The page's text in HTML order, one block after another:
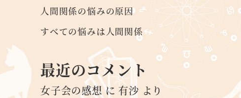
人間関係の悩みの原因
すべての悩みは人間関係
最近のコメント
女子会の感想に 有沙 より